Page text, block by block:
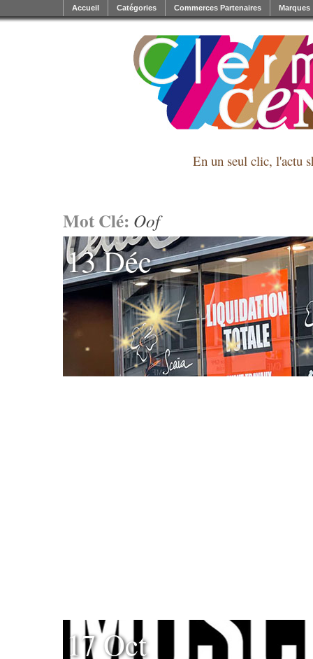
En un seul clic, l'actu
Accueil Catégories Commerces Partenaires Marques
Mot Clé: Oof
13 Déc
17 Oct